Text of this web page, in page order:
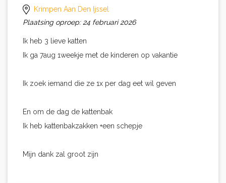
Krimpen Aan Den Ijssel
Plaatsing oproep: 24 februari 2026
Ik heb 3 lieve katten
Ik ga 7aug 1weekje met de kinderen op vakantie
Ik zoek iemand die ze 1x per dag eet wil geven
En om de dag de kattenbak
Ik heb kattenbakzakken +een schepje
Mijn dank zal groot zijn